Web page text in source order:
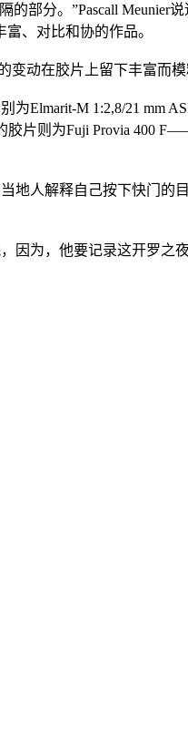
部分。”Pascall
、对比和协的作品。
动在胶片上留下丰富而
Elmarit-M 1:2,8/21 mm
胶片则为Fuji Provia 400
地人解释自己按下快门
因为，他要记录这开罗之